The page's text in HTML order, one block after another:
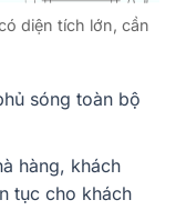
diện tích lớn, cần
sóng toàn bộ
hàng, khách
tục cho khách